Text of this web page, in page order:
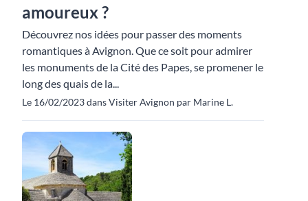
amoureux ?
Découvrez nos idées pour passer des moments
romantiques à Avignon. Que ce soit pour admirer
les monuments de la Cité des Papes, se promener le
long des quais de la...
Le 16/02/2023 dans Visiter Avignon par Marine L.